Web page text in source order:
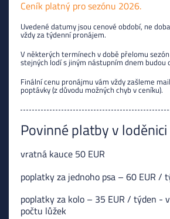
Ceník platný pro sezónu 2026.
Uvedené datumy jsou cenové období, ne
vždy za týdenní pronájem.
V některých termínech v době přelomu
stejných lodí s jiným nástupním dnem budou
Finální cenu pronájmu vám vždy zašleme
poptávky (z důvodu možných chyb v ceníku).
Povinné platby v loděnici
vratná kauce 50 EUR
poplatky za jednoho psa – 60 EUR /
poplatky za kolo – 35 EUR / týden -
počtu lůžek